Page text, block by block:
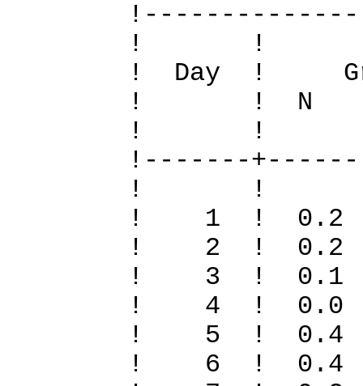
!
! Day !
! ! N S
!
!-------
!
! 1 ! 0.2
! 2 ! 0.2
! 3 ! 0.1
! 4 ! 0.0
! 5 ! 0.4
! 6 ! 0.4